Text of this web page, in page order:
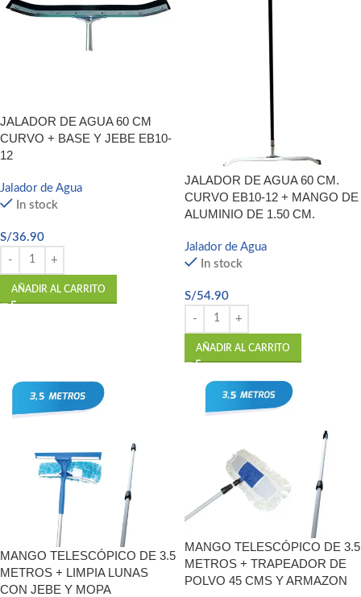
JALADOR DE AGUA 60 CM
CURVO + BASE Y JEBE EB10-
12
Jalador de Agua
In stock
S/36.90
AÑADIR AL CARRITO
JALADOR DE AGUA 60 CM.
CURVO EB10-12 + MANGO DE
ALUMINIO DE 1.50 CM.
Jalador de Agua
In stock
S/54.90
AÑADIR AL CARRITO
MANGO TELESCÓPICO DE 3.5
METROS + LIMPIA LUNAS
CON JEBE Y MOPA
MANGO TELESCÓPICO DE 3.5
METROS + TRAPEADOR DE
POLVO 45 CMS Y ARMAZON